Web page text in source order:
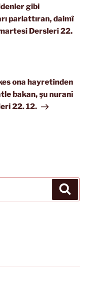
gibi
parlattıran, daimî
Dersleri 22.
ona hayretinden
bakan, şu nuranî
22. 12.